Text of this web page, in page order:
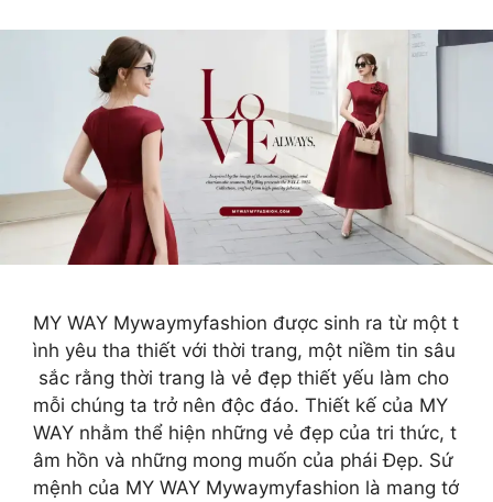
MY WAY Mywaymyfashion được sinh ra từ một t
ình yêu tha thiết với thời trang, một niềm tin sâu
sắc rằng thời trang là vẻ đẹp thiết yếu làm cho
mỗi chúng ta trở nên độc đáo. Thiết kế của MY
WAY nhằm thể hiện những vẻ đẹp của tri thức, t
âm hồn và những mong muốn của phái Đẹp. Sứ
mệnh của MY WAY Mywaymyfashion là mang tớ